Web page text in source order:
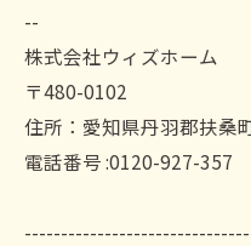
--
株式会社ウィズホーム
〒480-0102
住所：愛知県丹羽郡扶桑
電話番号 :0120-927-357